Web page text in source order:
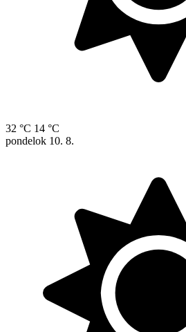
32 °C 14 °C
pondelok 10. 8.